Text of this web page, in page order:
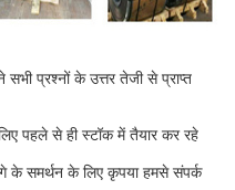
प्रश्नों के उत्तर तेजी से प्राप्त
पहले से ही स्टॉक में तैयार कर रहे
समर्थन के लिए कृपया हमसे संपर्क